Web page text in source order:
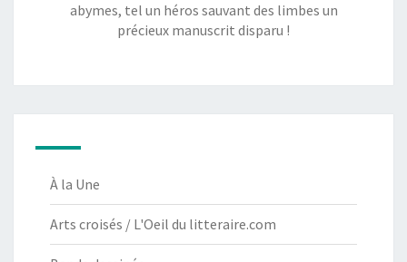
abymes, tel un héros sauvant des limbes un
précieux manuscrit disparu !
À la Une
Arts croisés / L'Oeil du litteraire.com